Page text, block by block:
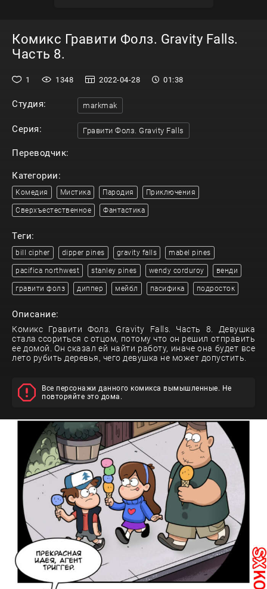
Комикс Гравити Фолз. Gravity Falls.
Часть 8.
1 1348 2022-04-28 01:38
Студия: markmak
Серия: Гравити Фолз. Gravity Falls
Переводчик:
Категории:
Комедия Мистика Пародия Приключения
Сверхъестественное Фантастика
Теги:
bill cipher dipper pines gravity falls mabel pines
pacifica northwest stanley pines wendy corduroy венди
гравити фолз диппер мейбл пасифика подросток
Описание:
Комикс Гравити Фолз. Gravity Falls. Часть 8. Девушка
стала ссориться с отцом, потому что он решил отправить
ее домой. Он сказал ей найти работу, иначе она будет все
лето рубить деревья, чего девушка не может допустить.
Все персонажи данного комикса вымышленные. Не
повторяйте это дома.